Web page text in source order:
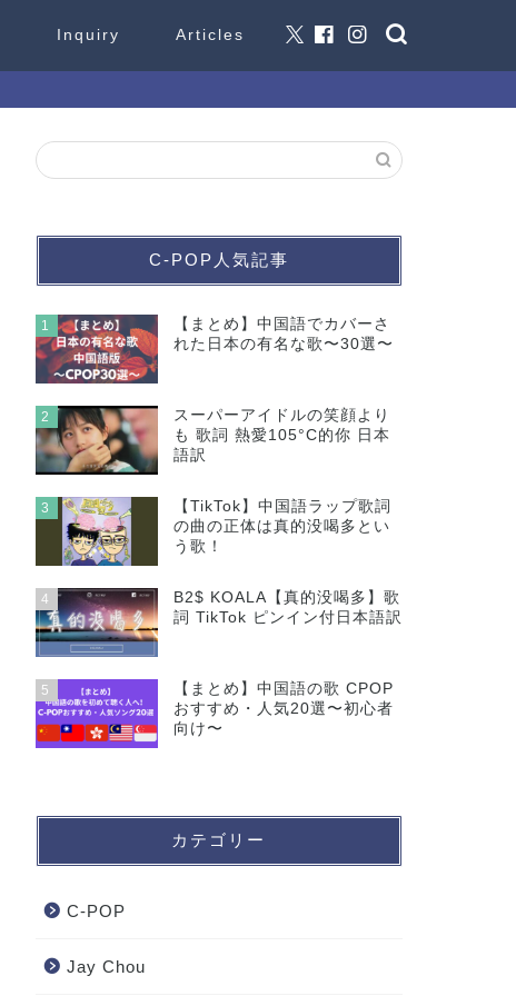
Inquiry Articles
C-POP人気記事
1
【まとめ】中国語でカバーさ
れた日本の有名な歌〜30選〜
2
スーパーアイドルの笑顔より
も 歌詞 熱愛105°C的你 日本
語訳
3
【TikTok】中国語ラップ歌詞
の曲の正体は真的没喝多とい
う歌！
4
B2$ KOALA【真的没喝多】歌
詞 TikTok ピンイン付日本語訳
5
【まとめ】中国語の歌 CPOP
おすすめ・人気20選〜初心者
向け〜
カテゴリー
C-POP
Jay Chou